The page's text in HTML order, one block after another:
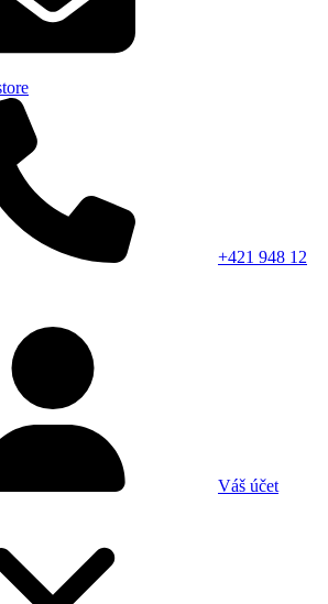
+421 948 12
Váš účet